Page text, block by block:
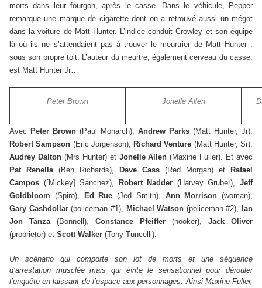
morts dans leur fourgon, après le casse. Dans le véhicule, Pepper
remarque une marque de cigarette dont on a retrouvé aussi un mégot
dans la voiture de Matt Hunter. L’indice conduit Crowley et son équipe
là où ils ne s’attendaient pas à trouver le meurtrier de Matt Hunter :
sous son propre toit. L’auteur du meurtre, également cerveau du casse,
est Matt Hunter Jr…
Peter Brown Jonelle Allen
Avec Peter Brown (Paul Monarch), Andrew Parks (Matt Hunter, Jr),
Robert Sampson (Eric Jorgenson), Richard Venture (Matt Hunter, Sr),
Audrey Dalton (Mrs Hunter) et Jonelle Allen(Maxine Fuller). Et avec
Pat Renella (Ben Richards), Dave Cass (Red Morgan) et
Rafael
Campos ([Mickey] Sanchez), Robert Nadder (Harvey Gruber),Jeff
Goldbloom (Spiro), Ed Rue (Jed Smith), Ann Morrison (woman),
Gary Cashdollar(policeman #1), Michael Watson (policeman #2),
Ian
Jon Tanza (Bonnell), Constance Pfeiffer (hooker), Jack Oliver
(proprietor) et Scott Walker (Tony Tuncelli).
Un scénario qui comporte son lot de morts et une séquence
d’arrestation musclée mais qui évite le sensationnel pour dérouler
l’enquête en laissant de l’espace aux personnages. Ainsi Maxine Fuller,